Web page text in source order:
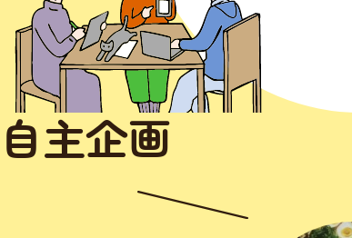
自主企画